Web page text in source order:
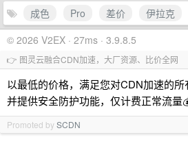
成色 Pro 差价
伊拉克
© 2026 V2EX · 27ms · 3.9.8.5
👉 图灵云融合CDN加速，大厂资源、比价全网
以最低的价格，满足您对CDN加速的所
并提供安全防护功能，仅计费正常流量
Promoted bySCDN